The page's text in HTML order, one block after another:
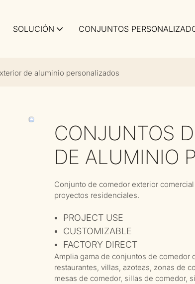
SOLUCIÓN CONJUNTOS
de aluminio personalizados
CONJUNTOS
DE ALUMINIO
Conjunto de comedor exterior
proyectos residenciales.
PROJECT USE
CUSTOMIZABLE
FACTORY DIRECT
Amplia gama de conjuntos de comedor
restaurantes, villas, azoteas, zonas de
mesas de comedor, sillas de comedor,